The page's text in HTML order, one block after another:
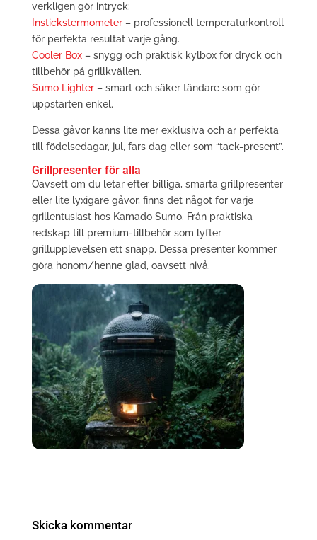
verkligen gör intryck:
Instickstermometer– professionell temperaturkontroll
för perfekta resultat varje gång.
Cooler Box– snygg och praktisk kylbox för dryck och
tillbehör på grillkvällen.
Sumo Lighter– smart och säker tändare som gör
uppstarten enkel.
Dessa gåvor känns lite mer exklusiva och är perfekta
till födelsedagar, jul, fars dag eller som “tack-present”.
Grillpresenter för alla
Oavsett om du letar efter billiga, smarta grillpresenter
eller lite lyxigare gåvor, finns det något för varje
grillentusiast hos Kamado Sumo. Från praktiska
redskap till premium-tillbehör som lyfter
grillupplevelsen ett snäpp. Dessa presenter kommer
göra honom/henne glad, oavsett nivå.
Skicka kommentar